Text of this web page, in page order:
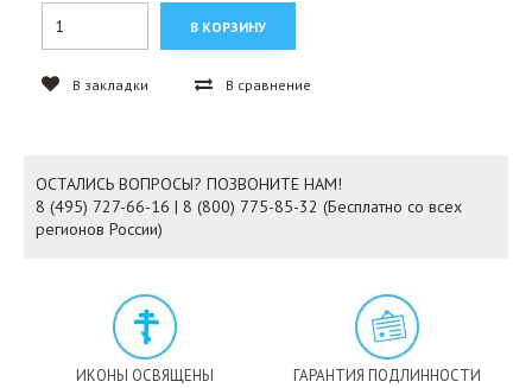
В закладки В сравнение
ОСТАЛИСЬ ВОПРОСЫ? ПОЗВОНИТЕ НАМ!
8 (495) 727-66-16 | 8 (800) 775-85-32 (Бесплатно со всех
регионов России)
ИКОНЫ ОСВЯЩЕНЫ ГАРАНТИЯ ПОДЛИННОСТИ